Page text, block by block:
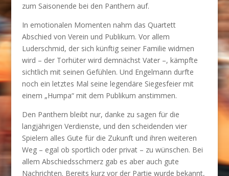
zum Saisonende bei den Panthern auf.
In emotionalen Momenten nahm das Quartett
Abschied von Verein und Publikum. Vor allem
Luderschmid, der sich künftig seiner Familie widmen
wird – der Torhüter wird demnächst Vater –, kämpfte
sichtlich mit seinen Gefühlen. Und Engelmann durfte
noch ein letztes Mal seine legendäre Siegesfeier mit
einem „Humpa“ mit dem Publikum anstimmen.
Den Panthern bleibt nur, danke zu sagen für die
langjährigen Verdienste, und den scheidenden vier
Spielern alles Gute für die Zukunft und ihren weiteren
Weg – egal ob sportlich oder privat – zu wünschen. Bei
allem Abschiedsschmerz gab es aber auch gute
Nachrichten. Bereits kurz vor der Partie wurde bekannt,